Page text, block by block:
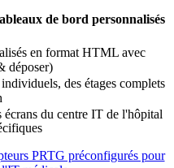
de bord personnalisés
en format HTML avec
déposer)
des étages complets
écrans du centre IT de l'hôpital
PRTG préconfigurés pour